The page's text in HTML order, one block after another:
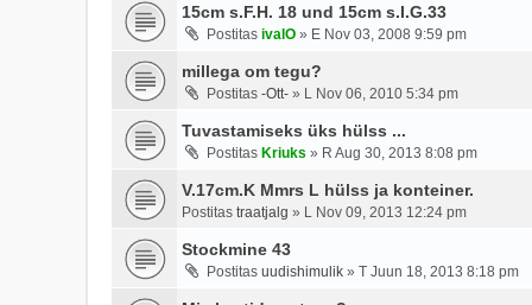
15cm s.F.H. 18 und 15cm s.I.G.33
Postitas ivalO » E Nov 03, 2008 9:59 pm
millega om tegu?
Postitas -Ott- » L Nov 06, 2010 5:34 pm
Tuvastamiseks üks hülss ...
Postitas Kriuks » R Aug 30, 2013 8:08 pm
V.17cm.K Mmrs L hülss ja konteiner.
Postitas traatjalg » L Nov 09, 2013 12:24 pm
Stockmine 43
Postitas uudishimulik » T Juun 18, 2013 8:18 pm